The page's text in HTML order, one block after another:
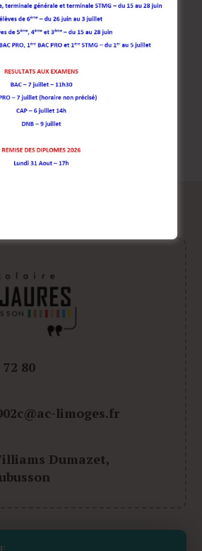
7 mai 2026
récents
à afficher.
72 80
limoges.fr
Dumazet,